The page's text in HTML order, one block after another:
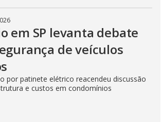
em SP levanta debate
de veículos
por patinete elétrico reacendeu discussão
e custos em condomínios